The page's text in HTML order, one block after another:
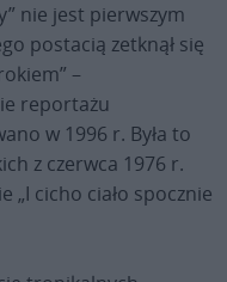
nie jest pierwszym
postacią zetknął się
–
reportażu
w 1996 r. Była to
z czerwca 1976 r.
„I cicho ciało spocznie